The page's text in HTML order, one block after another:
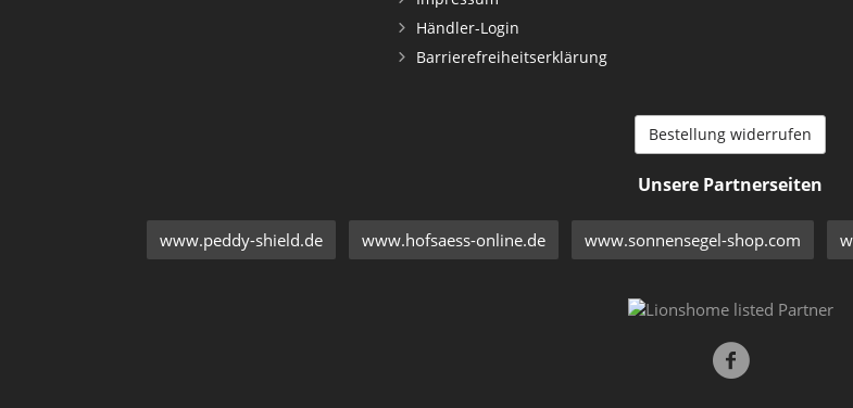
Händler-Login
Barrierefreiheitserklärung
Bestellung widerrufen
Unsere Partnerseiten
www.peddy-shield.de www.hofsaess-online.de www.sonnensegel-shop.com